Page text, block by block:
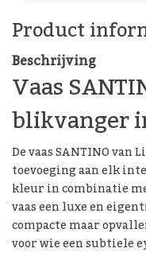
Product
Beschrijving
Vaas
blikvanger
De vaas SANTINO van
toevoeging aan elk
kleur in combinatie
vaas een luxe en
compacte maar
voor wie een subtiele